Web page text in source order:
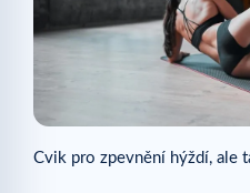
Cvik pro zpevnění hýždí, ale